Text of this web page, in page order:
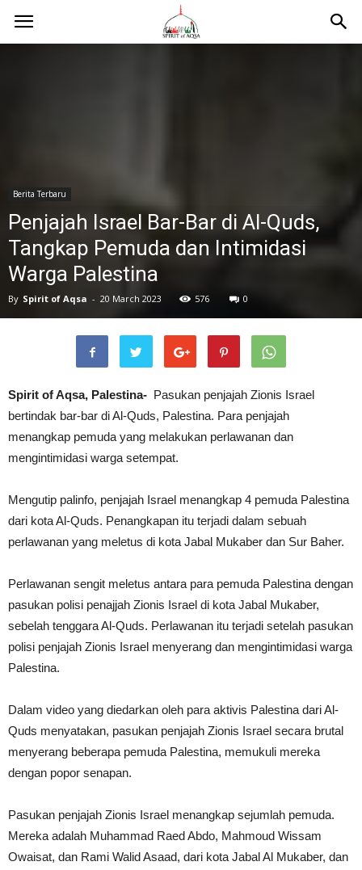
Berita Terbaru
Penjajah Israel Bar-Bar di Al-Quds,
Tangkap Pemuda dan Intimidasi
Warga Palestina
By Spirit of Aqsa - 20 March 2023 576 0
Spirit of Aqsa, Palestina- Pasukan penjajah Zionis Israel
bertindak bar-bar di Al-Quds, Palestina. Para penjajah
menangkap pemuda yang melakukan perlawanan dan
mengintimidasi warga setempat.
Mengutip palinfo, penjajah Israel menangkap 4 pemuda Palestina
dari kota Al-Quds. Penangkapan itu terjadi dalam sebuah
perlawanan yang meletus di kota Jabal Mukaber dan Sur Baher.
Perlawanan sengit meletus antara para pemuda Palestina dengan
pasukan polisi penajjah Zionis Israel di kota Jabal Mukaber,
sebelah tenggara Al-Quds. Perlawanan itu terjadi setelah pasukan
polisi penjajah Zionis Israel menyerang dan mengintimidasi warga
Palestina.
Dalam video yang diedarkan oleh para aktivis Palestina dari Al-
Quds menyatakan, pasukan penjajah Zionis Israel secara brutal
menyerang beberapa pemuda Palestina, memukuli mereka
dengan popor senapan.
Pasukan penjajah Zionis Israel menangkap sejumlah pemuda.
Mereka adalah Muhammad Raed Abdo, Mahmoud Wissam
Owaisat, dan Rami Walid Asaad, dari kota Jabal Al Mukaber, dan